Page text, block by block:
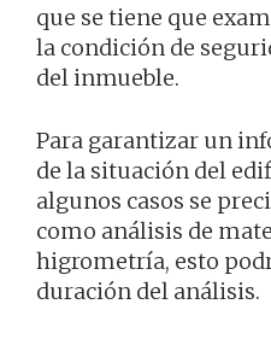
que se tiene que
la condición de
del inmueble.
Para garantizar un
de la situación del
algunos casos se
como análisis de
higrometría, esto
duración del análisis.